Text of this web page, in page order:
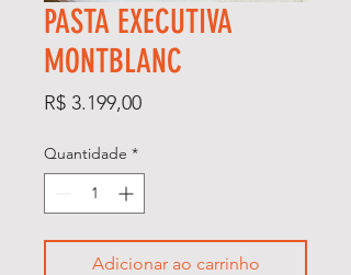
PASTA EXECUTIVA
MONTBLANC
R$ 3.199,00Preço
Quantidade *
Adicionar ao carrinho